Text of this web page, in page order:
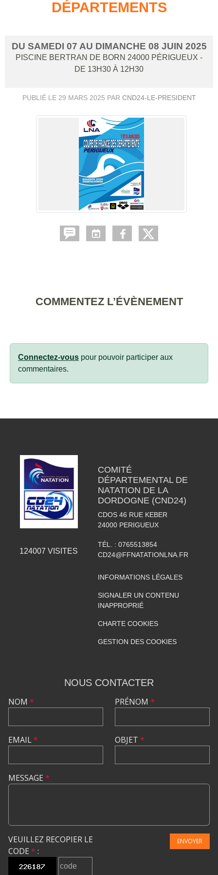
DÉPARTEMENTS
DU SAMEDI 07 AU DIMANCHE 08 JUIN 2025
PISCINE BERTRAN DE BORN 24000 PÉRIGUEUX -
DE 13H30 À 12H30
PUBLIÉ LE 29 MARS 2025 PAR CND24-LE-PRESIDENT
COMMENTEZ L’ÉVÈNEMENT
Connectez-vous pour pouvoir participer aux
commentaires.
124007 VISITES
COMITÉ
DÉPARTEMENTAL DE
NATATION DE LA
DORDOGNE (CND24)
CDOS 46 RUE KEBER
24000 PERIGUEUX
TÉL. : 0765513854
CD24@FFNATATIONLNA.FR
INFORMATIONS LÉGALES
SIGNALER UN CONTENU
INAPPROPRIÉ
CHARTE COOKIES
GESTION DES COOKIES
NOUS CONTACTER
NOM *
EMAIL*
PRÉNOM *
OBJET *
MESSAGE *
VEUILLEZ RECOPIER LE
CODE * :
ENVOYER